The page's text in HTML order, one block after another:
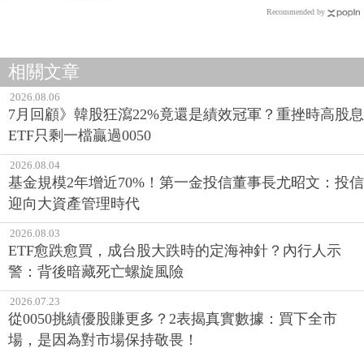
Recommended by
相關文章
2026.08.06
7月回顧》韓股狂瀉22%竟還是績效冠軍？重挫時高股息
ETF只剩一檔贏過0050
2026.08.04
基金規模2年增近70%！第一金投信董事長尤昭文：投信
迎向大資產管理時代
2026.08.03
ETF愈跌愈買，成台股大跌時的定海神針？內行人示
警：背後暗藏死亡螺旋風險
2026.07.23
從0050挑績優股賺更多？2表揭真實數據：買下全市
場，是因為對市場保持敬畏！